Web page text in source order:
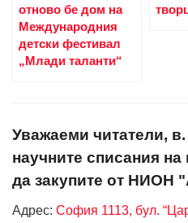
отново бе дом на
Международния
детски фестивал
„Млади таланти“
Уважаеми читатели,
научните списания
да закупите от НИОН
Адрес: София 1113, бул.